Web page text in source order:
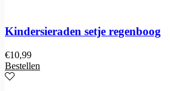
Kindersieraden setje regenboog
€10,99
Bestellen